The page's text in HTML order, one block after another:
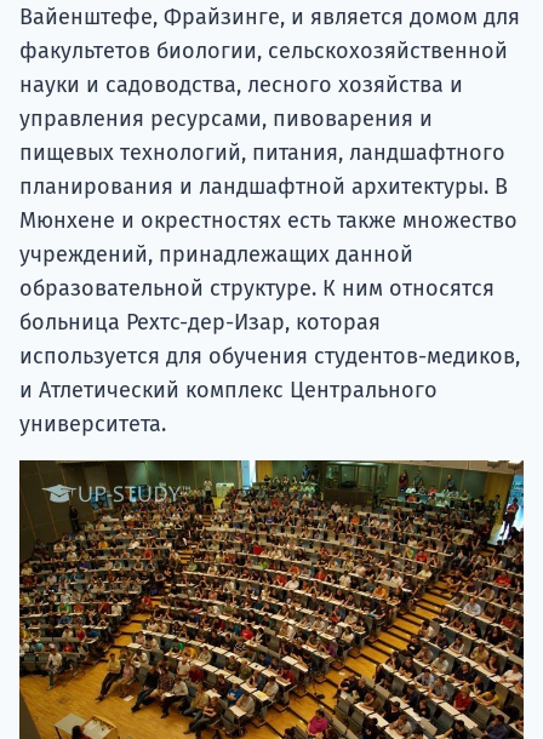
Вайенштефе, Фрайзинге, и является домом для
факультетов биологии, сельскохозяйственной
науки и садоводства, лесного хозяйства и
управления ресурсами, пивоварения и
пищевых технологий, питания, ландшафтного
планирования и ландшафтной архитектуры. В
Мюнхене и окрестностях есть также множество
учреждений, принадлежащих данной
образовательной структуре. К ним относятся
больница Рехтс-дер-Изар, которая
используется для обучения студентов-медиков,
и Атлетический комплекс Центрального
университета.